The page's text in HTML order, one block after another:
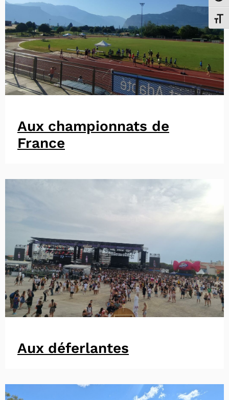
Aux championnats de
France
Aux déferlantes